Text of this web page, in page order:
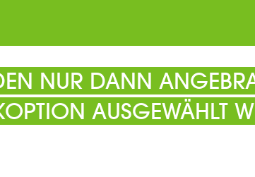
NUR DANN
AUSGEWÄHLT